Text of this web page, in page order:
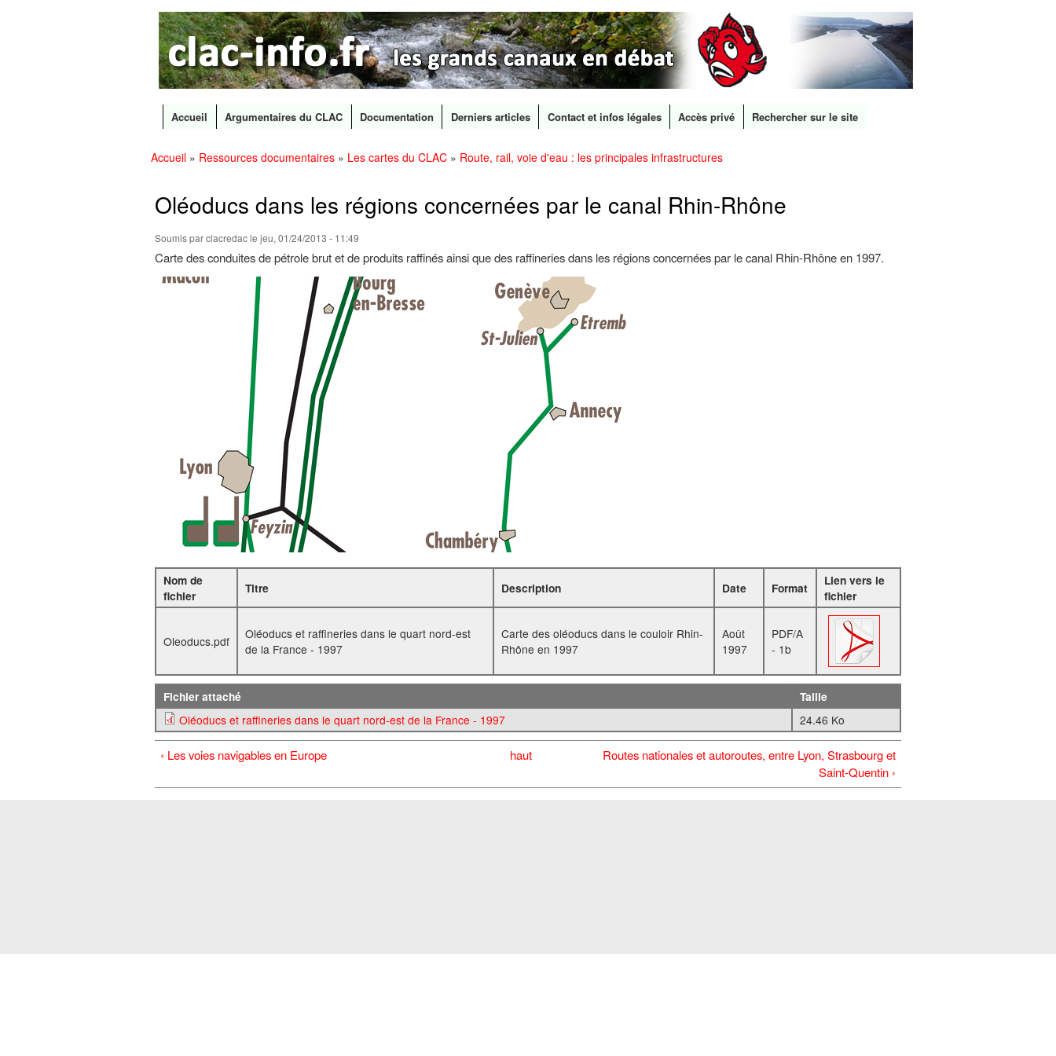
Aller au
CLAC
Info
Les
grands
canaux
en
Menu principal
Accueil Argumentaires du CLAC Documentation Derniers articles Contact et infos légales Accès privé Rechercher sur le site
Accueil » Ressources documentaires » Les cartes du CLAC » Route, rail, voie d'eau : les principales infrastructures
Oléoducs dans les régions concernées par le canal Rhin-Rhône
Soumis parclacredacle jeu, 01/24/2013 - 11:49
Carte des conduites de pétrole brut et de produits raffinés ainsi que des raffineries dans les régions concernées par le canal Rhin-Rhône en 1997.
Nom de
fichier
Titre Description Date Format
Lien vers le
fichier
Oleoducs.pdf
Oléoducs et raffineries dans le quart nord-est
de la France - 1997
Carte des oléoducs dans le couloir Rhin-
Rhône en 1997
Août
1997
PDF/A
- 1b
Fichier attaché
Taille
Oléoducs et raffineries dans le quart nord-est de la France - 1997
24.46 Ko
‹ Les voies navigables en Europe haut
Routes nationales et autoroutes, entre Lyon, Strasbourg et
Saint-Quentin ›